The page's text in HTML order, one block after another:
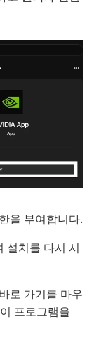
을 부여합니다.
설치를 다시 시
로 가기를 마우
프로그램을